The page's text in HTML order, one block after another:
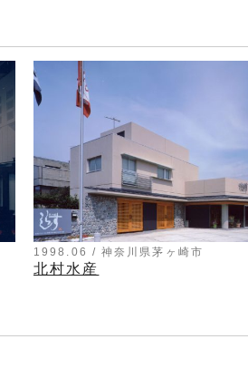
1998.06 / 神奈川県茅ヶ崎市
北村水産